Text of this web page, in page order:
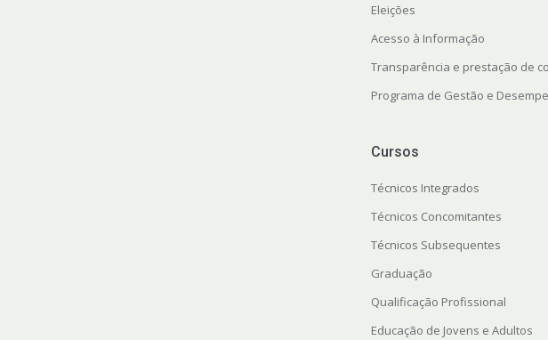
Eleições
Acesso à Informação
Transparência e prestação de
Programa de Gestão e
Cursos
Técnicos Integrados
Técnicos Concomitantes
Técnicos Subsequentes
Graduação
Qualificação Profissional
Educação de Jovens e Adultos